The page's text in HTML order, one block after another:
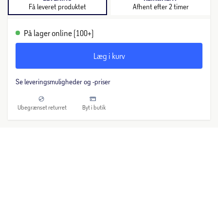
Få leveret produktet Afhent efter 2 timer
På lager online (100+)
Læg i kurv
Se leveringsmuligheder og -priser
Ubegrænset returret Byt i butik